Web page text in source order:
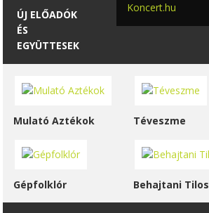
Koncert.hu
ÚJ ELŐADÓK
ÉS
EGYÜTTESEK
Mulató Aztékok Téveszme
Gépfolklór Behajtani Tilos